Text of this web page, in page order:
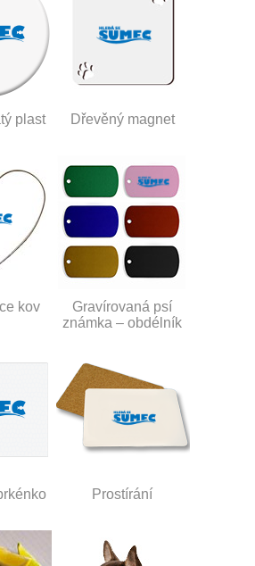
plast Dřevěný magnet
kov
Gravírovaná psí
známka – obdélník
Prostírání